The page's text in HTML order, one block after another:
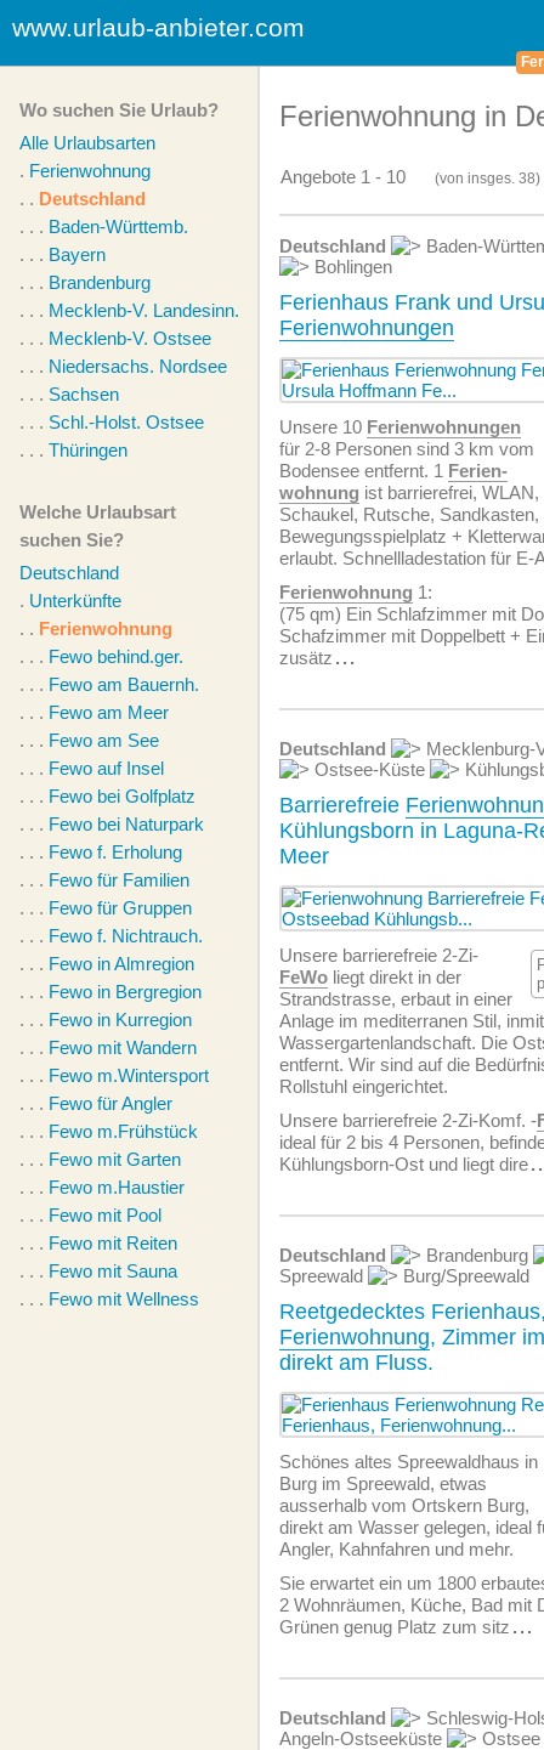
www.urlaub-anbieter.com
Wo suchen Sie Urlaub?
Alle Urlaubsarten
. Ferienwohnung
. . Deutschland
. . . Baden-Württemb.
. . . Bayern
. . . Brandenburg
. . . Mecklenb-V. Landesinn.
. . . Mecklenb-V. Ostsee
. . . Niedersachs. Nordsee
. . . Sachsen
. . . Schl.-Holst. Ostsee
. . . Thüringen
Welche Urlaubsart
suchen Sie?
Deutschland
. Unterkünfte
. . Ferienwohnung
. . . Fewo behind.ger.
. . . Fewo am Bauernh.
. . . Fewo am Meer
. . . Fewo am See
. . . Fewo auf Insel
. . . Fewo bei Golfplatz
. . . Fewo bei Naturpark
. . . Fewo f. Erholung
. . . Fewo für Familien
. . . Fewo für Gruppen
. . . Fewo f. Nichtrauch.
. . . Fewo in Almregion
. . . Fewo in Bergregion
. . . Fewo in Kurregion
. . . Fewo mit Wandern
. . . Fewo m.Wintersport
. . . Fewo für Angler
. . . Fewo m.Frühstück
. . . Fewo mit Garten
. . . Fewo m.Haustier
. . . Fewo mit Pool
. . . Fewo mit Reiten
. . . Fewo mit Sauna
. . . Fewo mit Wellness
Ferienwohnung in
Angebote 1 - 10 (von insges. 38)
Deutschland
Baden-
Bohlingen
Ferienhaus Frank und
Ferienwohnungen
Unsere 10 Ferien­wohnungen
für 2-8 Personen sind 3 km vom
Bodensee entfernt. 1 Ferien­
wohnung ist barrierefrei,
Schaukel, Rutsche, Sandkasten,
Bewegungsspielplatz +
erlaubt. Schnellladestation für E-
Ferien­wohnung 1:
(75 qm) Ein Schlafzimmer mit
Schafzimmer mit Doppelbett +
zusätz ...
Deutschland
Mecklenburg-
Ostsee-Küste
Barrierefreie
Kühlungsborn in Laguna-
Meer
Unsere barrierefreie 2-Zi-
FeWo liegt direkt in der
Strandstrasse, erbaut in einer
Anlage im mediterranen Stil,
Wassergartenlandschaft. Die
entfernt. Wir sind auf die
Rollstuhl eingerichtet.
Unsere barrierefreie 2-Zi-Komf. -
ideal für 2 bis 4 Personen,
Kühlungsborn-Ost und liegt dire
Deutschland
Brandenburg
Spreewald
Burg/Spreewald
Reetgedecktes
Ferienwohnung, Zimmer
direkt am Fluss.
Schönes altes Spreewaldhaus in
Burg im Spreewald, etwas
ausserhalb vom Ortskern Burg,
direkt am Wasser gelegen, ideal
Angler, Kahnfahren und mehr.
Sie erwartet ein um 1800
2 Wohnräumen, Küche, Bad mit
Grünen genug Platz zum sitz ...
Deutschland
Schleswig-
Angeln-Ostseeküste
Ostsee